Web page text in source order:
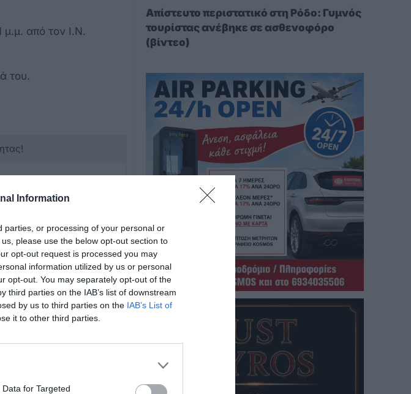
Information
parties, or processing of your personal or
please use the below opt-out section to
opt-out request is processed you may
information utilized by us or personal
opt-out. You may separately opt-out of the
third parties on the IAB’s list of downstream
by us to third parties on the IAB’s List of
it to other third parties.
for Targeted
μ.μ. από τον Ι.Ν.
του.
Απίστευτο περιστατικό στη Ρόδο: Γυμνός
τουρίστας ανέβηκε σε ασθενοφόρο
(βίντεο)